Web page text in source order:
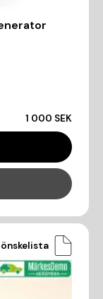
1 000 SEK